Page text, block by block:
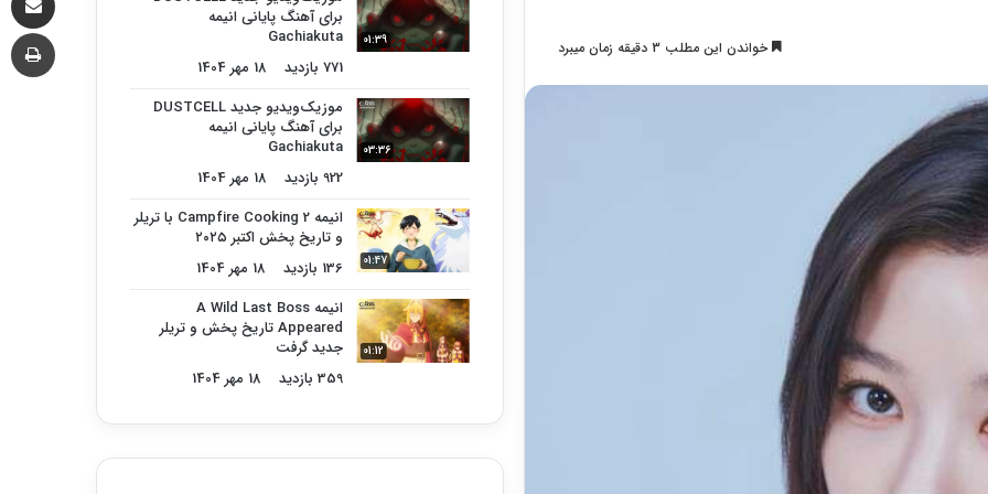
خواندن این مطلب 3 دقیقه زمان میبرد 01:39
برای آهنگ پایانی انیمه
Gachiakuta
771 بازدید
18 مهر 1404
03:36
موزیک‌ویدیو جدید DUSTCELL
برای آهنگ پایانی انیمه
Gachiakuta
922 بازدید
18 مهر 1404
01:47
انیمه Campfire Cooking 2 با تریلر
و تاریخ پخش اکتبر ۲۰۲۵
136 بازدید
18 مهر 1404
01:12
انیمه A Wild Last Boss
Appeared تاریخ پخش و تریلر
جدید گرفت
359 بازدید
18 مهر 1404